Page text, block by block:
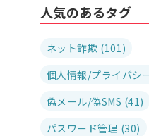
人気のあるタグ
ネット詐欺 (101)
個人情報/プライバシ
偽メール/偽SMS (41)
パスワード管理 (30)